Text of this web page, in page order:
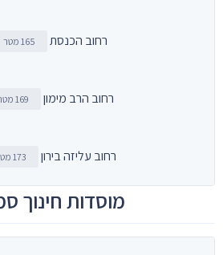
רחוב הכנסת 165 מטר
רחוב הרב מימון 169 מטר
רחוב עליזה בירון 173 מטר
מוסדות חינוך